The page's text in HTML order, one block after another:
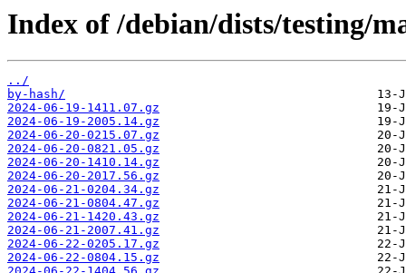
Index of /debian/dists/testing/
../
by-hash/
2024-06-19-1411.07.gz
2024-06-19-2005.14.gz
2024-06-20-0215.07.gz
2024-06-20-0821.05.gz
2024-06-20-1410.14.gz
2024-06-20-2017.56.gz
2024-06-21-0204.34.gz
2024-06-21-0804.47.gz
2024-06-21-1420.43.gz
2024-06-21-2007.41.gz
2024-06-22-0205.17.gz
2024-06-22-0804.15.gz